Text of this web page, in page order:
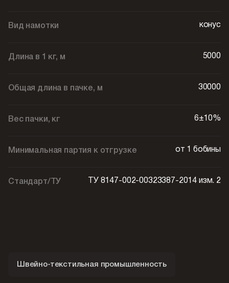
Вид намотки конус
Длина в 1 кг, м 5000
Общая длина в пачке, м 30000
Вес пачки, кг 6±10%
Минимальная партия к отгрузке от 1 бобины
Стандарт/ТУ ТУ 8147-002-00323387-2014 изм. 2
Швейно-текстильная промышленность